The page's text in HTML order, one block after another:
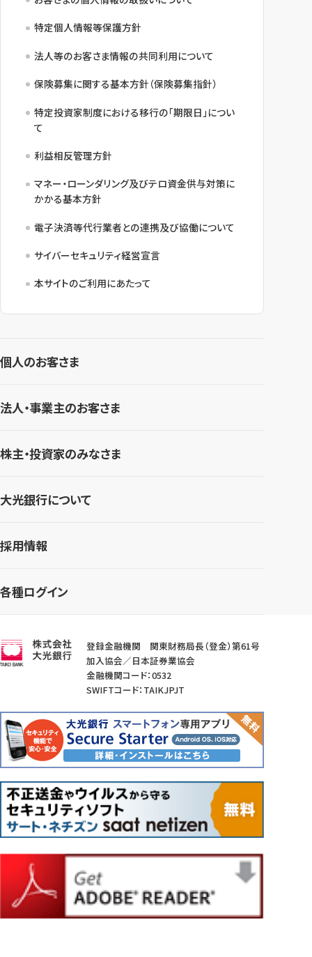
特定個人情報等保護方針
法人等のお客さま情報の共同利用について
保険募集に関する基本方針（保険募集指針）
特定投資家制度における移行の「期限日」につい
て
利益相反管理方針
マネー・ローンダリング及びテロ資金供与対策に
かかる基本方針
電子決済等代行業者との連携及び協働について
サイバーセキュリティ経営宣言
本サイトのご利用にあたって
個人のお客さま
法人・事業主のお客さま
株主・投資家のみなさま
大光銀行について
採用情報
各種ログイン
登録金融機関 関東財務局長（登金）第61号
加入協会／日本証券業協会
金融機関コード：0532
SWIFTコード：TAIKJPJT